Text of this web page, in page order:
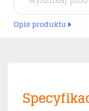
Opis produktu